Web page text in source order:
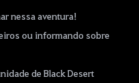
nessa aventura!
ou informando sobre
de Black Desert